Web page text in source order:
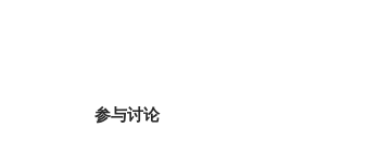
参与讨论